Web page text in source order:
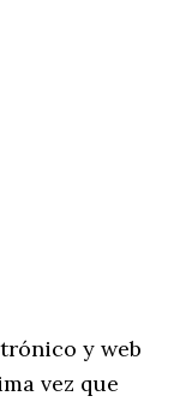
y web
vez que